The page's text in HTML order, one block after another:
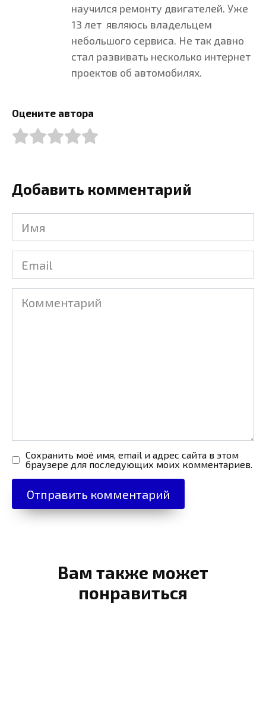
научился ремонту двигателей. Уже
13 лет являюсь владельцем
небольшого сервиса. Не так давно
стал развивать несколько интернет
проектов об автомобилях.
Оцените автора
Добавить комментарий
Имя
Email
Комментарий
Сохранить моё имя, email и адрес сайта в этом
браузере для последующих моих комментариев.
Вам также может
понравиться